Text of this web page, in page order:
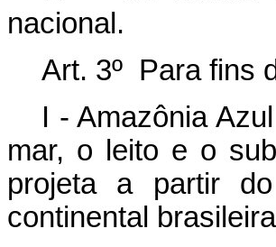
nacional.
Art. 3º Para fins
I - Amazônia
mar, o leito e o
projeta a partir
continental